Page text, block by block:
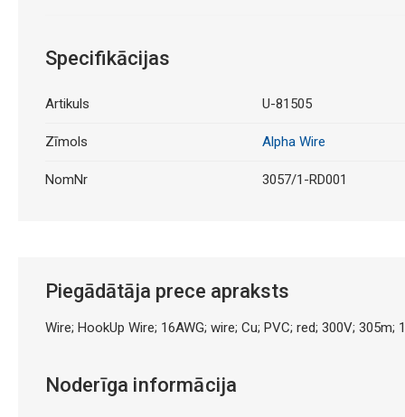
Specifikācijas
Artikuls U-81505
Zīmols Alpha Wire
NomNr 3057/1-RD001
Piegādātāja prece apraksts
Wire; HookUp Wire; 16AWG; wire; Cu; PVC; red; 300V; 305m;
Noderīga informācija